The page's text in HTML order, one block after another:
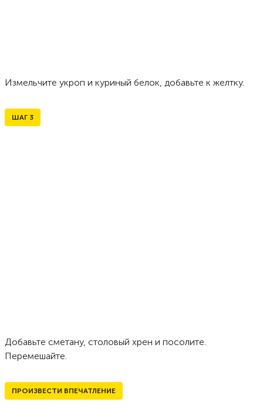
Измельчите укроп и куриный белок, добавьте к желтку.
ШАГ 3
Добавьте сметану, столовый хрен и посолите.
Перемешайте.
ПРОИЗВЕСТИ ВПЕЧАТЛЕНИЕ